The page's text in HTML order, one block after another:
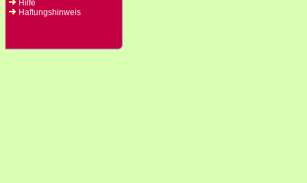
Hilfe
Haftungshinweis